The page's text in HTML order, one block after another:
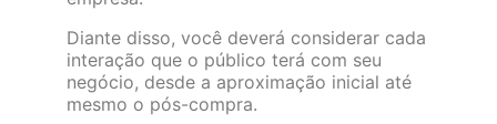
Diante disso, você deverá considerar cada
interação que o público terá com seu
negócio, desde a aproximação inicial até
mesmo o pós-compra.